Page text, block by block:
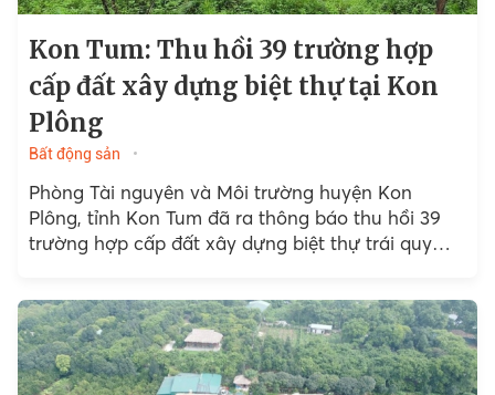
Kon Tum: Thu hồi 39 trường hợp
cấp đất xây dựng biệt thự tại Kon
Plông
Bất động sản
Phòng Tài nguyên và Môi trường huyện Kon
Plông, tỉnh Kon Tum đã ra thông báo thu hồi 39
trường hợp cấp đất xây dựng biệt thự trái quy